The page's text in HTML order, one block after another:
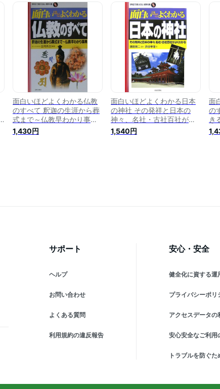
面白いほどよくわかる仏教
のすべて 釈迦の生涯から葬
式まで～仏教早わかり事典
（学校で教えない教科書） [
金岡秀友 ]
1,430円
面白いほどよくわかる日本
の神社 その発祥と日本の
神々、名社・古社百社がよ
くわかる （学校で教えない
教科書） [ 渋谷申博 ]
1,540円
面
の
き
校
田
サポート
ヘルプ
お問い合わせ
よくある質問
利用規約の違反報告
安心・安全
健全化に資する運
プライバシーポリ
アクセスデータの
安心安全なご利用
トラブルを防ぐた